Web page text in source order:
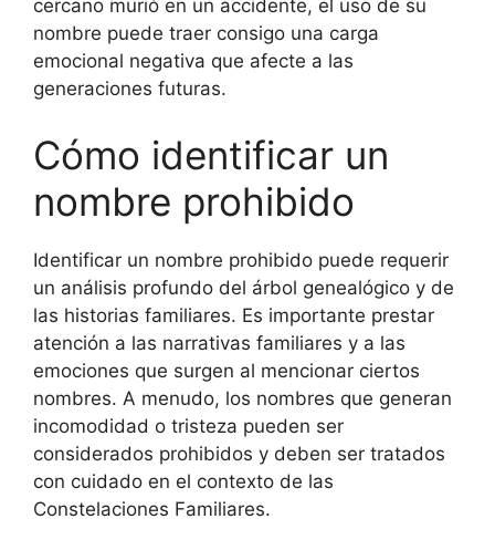
cercano murió en un accidente, el uso de su
nombre puede traer consigo una carga
emocional negativa que afecte a las
generaciones futuras.
Cómo identificar un
nombre prohibido
Identificar un nombre prohibido puede requerir
un análisis profundo del árbol genealógico y de
las historias familiares. Es importante prestar
atención a las narrativas familiares y a las
emociones que surgen al mencionar ciertos
nombres. A menudo, los nombres que generan
incomodidad o tristeza pueden ser
considerados prohibidos y deben ser tratados
con cuidado en el contexto de las
Constelaciones Familiares.